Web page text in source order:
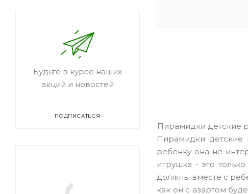
Будьте в курсе наших
акций и новостей
ПОДПИСАТЬСЯ